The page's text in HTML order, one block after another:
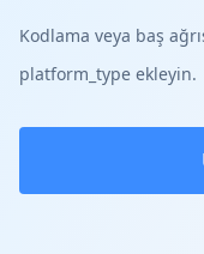
Kodlama veya baş
platform_type ekleyin.